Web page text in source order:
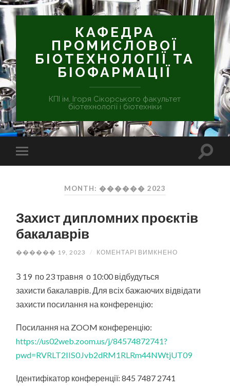
КАФЕДРА
ПРОМИСЛОВОЇ
БІОТЕХНОЛОГІЇ ТА
БІОФАРМАЦІЇ
КПІ ім. Ігоря Сікорського факультет
біотехнології і біотехніки
MONTH: ������ 2023
Захист дипломних проєктів
бакалаврів
������ 19, 2023 / КОМЕНТАРІ ВИМКНЕНО
З 19 по 23 травня о 10:00 відбудуться
захисти бакалаврів. Для всіх бажаючих відвідати
захисти посилання на конференцію:
Посилання на ZOOM конференцію:
https://us02web.zoom.us/j/84574872741?
pwd=RVRLT2lIS0Jvb2dRM1RLRm44NWtjUT09
Ідентифікатор конференції: 845 7487 2741